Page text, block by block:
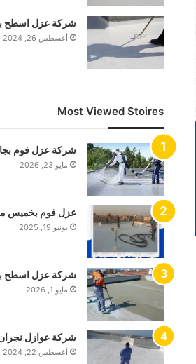
شركة عزل اسطح
أغسطس 26, 2024
Most Viewed Stoires
شركة عزل فوم
مايو 23, 2026
عزل فوم بخميس
يونيو 19, 2025
شركة عزل اسطح
مايو 1, 2026
شركة عوازل
أغسطس 22, 2024